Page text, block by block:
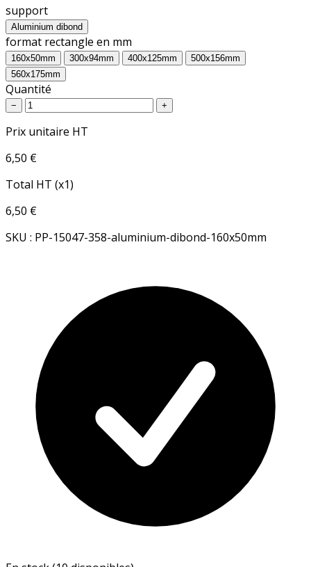
support
Aluminium dibond
format rectangle en mm
160x50mm 300x94mm 400x125mm
500x156mm
560x175mm
Quantité
− +
Prix unitaire HT
6,50 €
Total HT (x1)
6,50 €
SKU : PP-15047-358-aluminium-dibond-160x50mm